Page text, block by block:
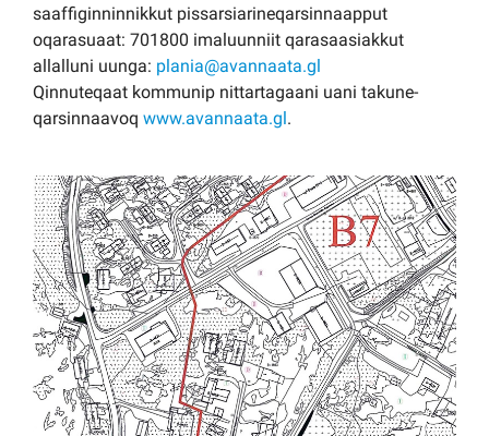
saaffiginninnikkut pissarsiarineqarsinnaapput
oqarasuaat: 701800 imaluunniit qarasaasiakkut
allalluni uunga: plania@avannaata.gl
Qinnuteqaat kommunip nittartagaani uani takune­
qarsinnaavoq www.avannaata.gl .